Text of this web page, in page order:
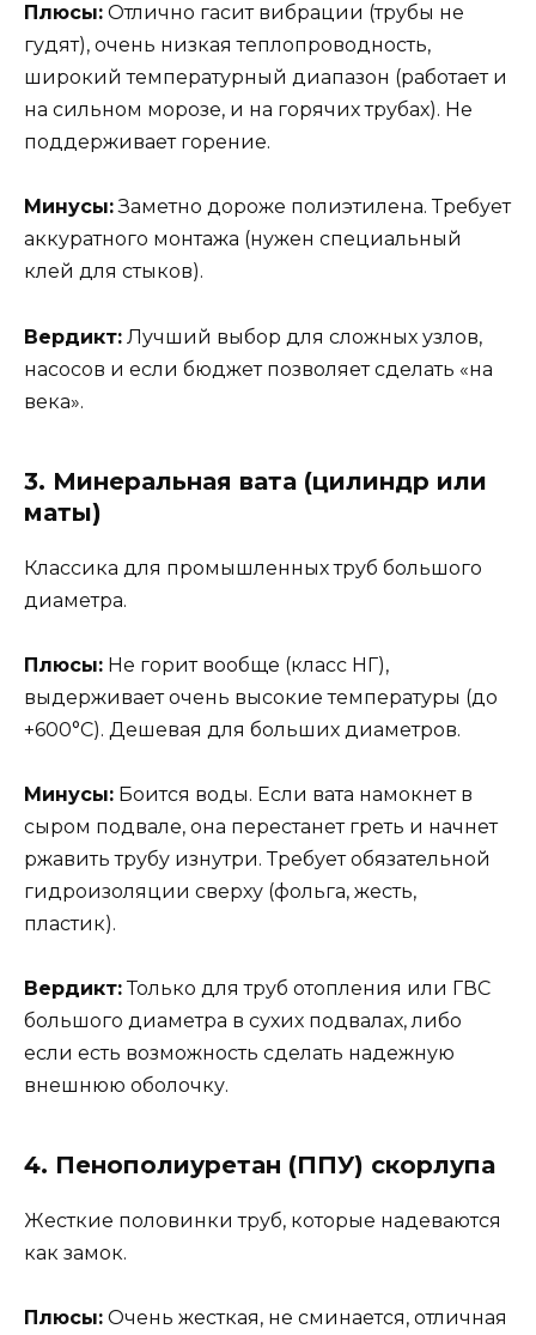
Плюсы: Отлично гасит вибрации (трубы не
гудят), очень низкая теплопроводность,
широкий температурный диапазон (работает и
на сильном морозе, и на горячих трубах). Не
поддерживает горение.
Минусы:Заметно дороже полиэтилена. Требует
аккуратного монтажа (нужен специальный
клей для стыков).
Вердикт: Лучший выбор для сложных узлов,
насосов и если бюджет позволяет сделать «на
века».
3. Минеральная вата (цилиндр или
маты)
Классика для промышленных труб большого
диаметра.
Плюсы: Не горит вообще (класс НГ),
выдерживает очень высокие температуры (до
+600°C). Дешевая для больших диаметров.
Минусы: Боится воды. Если вата намокнет в
сыром подвале, она перестанет греть и начнет
ржавить трубу изнутри. Требует обязательной
гидроизоляции сверху (фольга, жесть,
пластик).
Вердикт:Только для труб отопления или ГВС
большого диаметра в сухих подвалах, либо
если есть возможность сделать надежную
внешнюю оболочку.
4. Пенополиуретан (ППУ) скорлупа
Жесткие половинки труб, которые надеваются
как замок.
Плюсы: Очень жесткая, не сминается, отличная